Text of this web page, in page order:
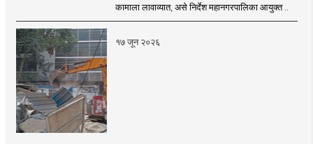
कामाला लावाव्यात, असे निर्देश महानगरपालिका आयुक्त ..
१७ जून २०२६